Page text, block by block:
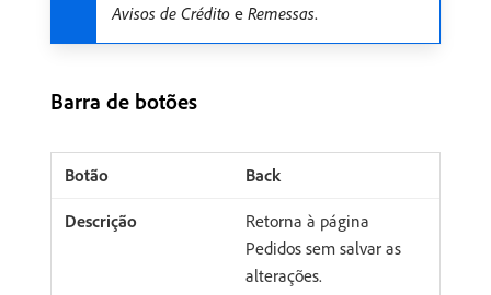
Avisos de Crédito e Remessas.
Barra de botões
Back
Retorna à página
Pedidos sem salvar as
alterações.